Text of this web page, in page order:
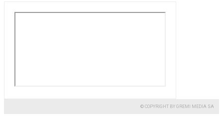
© COPYRIGHT BY GREMI MEDIA SA